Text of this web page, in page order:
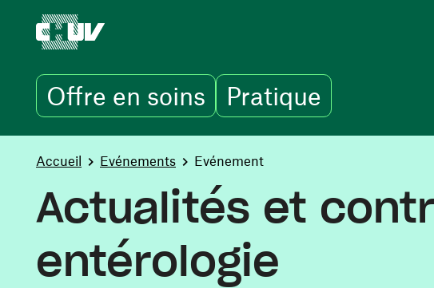
Offre en soins Pratique
You are here:
Accueil Evénements Evénement
Actualités et
entérologie